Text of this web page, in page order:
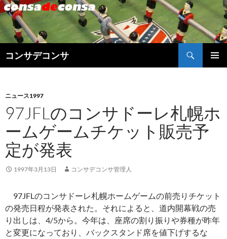
コンサデコンサ
索
ン
ツ
へ
ッ
プ
ニュース1997
97JFLのコンサドーレ札幌ホ
ームゲームチケット販売予
定が発表
1997年3月13日 コンサデコンサ管理人
97JFLのコンサドーレ札幌ホームゲームの前売りチケット
の発売日程が発表された。それによると、道内開幕戦の売
り出しは、4/5から。今年は、座席の割り振りや券種が昨年
と変更になっており、バックスタンド席を値下げするな